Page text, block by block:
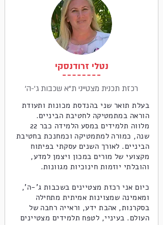
נטלי זרודנסקי
'רכזת תכנית מצטייני ת"א שכבות ג'-ה
בעלת תואר שני בהנדסת מכונות ותעודת
הוראה במתמטיקה לחטיבת הביניים.
מלווה תלמידים במסע הלמידה כבר 22
שנה, כמורה למתמטיקה וכמחנכת בחטיבת
הביניים. לאורך השנים עסקתי בפיתוח
מקצועי של מורים במכון ויצמן למדע,
והובלתי יוזמות חינוכיות מגוונות.
כיום אני רכזת מצטיינים בשכבות ג’-ה’,
ומאמינה שמצוינות אמיתית מתחילה
בסקרנות, אהבת ידע, וראייה רחבה של
העולם. בעיניי, לטפח תלמידים מצטיינים